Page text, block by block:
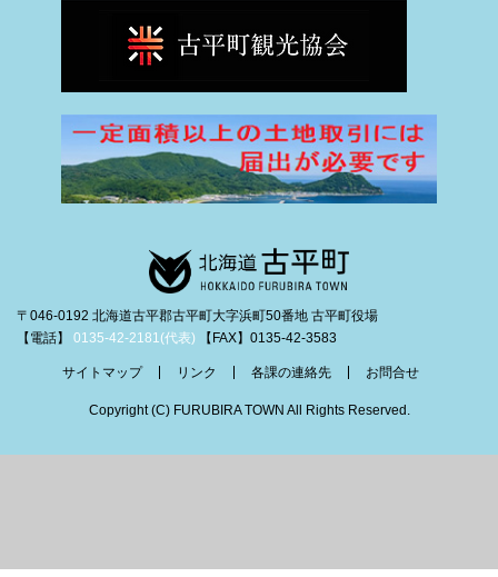
〒046-0192 北海道古平郡古平町大字浜町50番地 古平町役場
【電話】 0135-42-2181(代表) 【FAX】0135-42-3583
サイトマップ リンク 各課の連絡先 お問合せ
Copyright (C) FURUBIRA TOWN All Rights Reserved.